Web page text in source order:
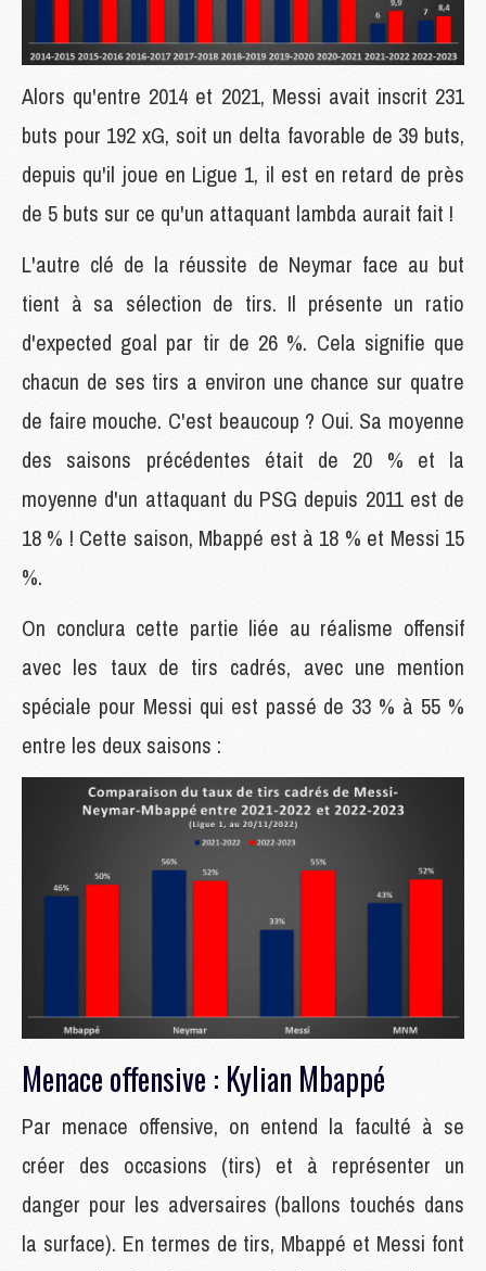
Alors qu'entre 2014 et 2021, Messi avait inscrit 231
buts pour 192 xG, soit un delta favorable de 39 buts,
depuis qu'il joue en Ligue 1, il est en retard de près
de 5 buts sur ce qu'un attaquant lambda aurait fait !
L'autre clé de la réussite de Neymar face au but
tient à sa sélection de tirs. Il présente un ratio
d'expected goal par tir de 26 %. Cela signifie que
chacun de ses tirs a environ une chance sur quatre
de faire mouche. C'est beaucoup ? Oui. Sa moyenne
des saisons précédentes était de 20 % et la
moyenne d'un attaquant du PSG depuis 2011 est de
18 % ! Cette saison, Mbappé est à 18 % et Messi 15
%.
On conclura cette partie liée au réalisme offensif
avec les taux de tirs cadrés, avec une mention
spéciale pour Messi qui est passé de 33 % à 55 %
entre les deux saisons :
Menace offensive : Kylian Mbappé
Par menace offensive, on entend la faculté à se
créer des occasions (tirs) et à représenter un
danger pour les adversaires (ballons touchés dans
la surface). En termes de tirs, Mbappé et Messi font